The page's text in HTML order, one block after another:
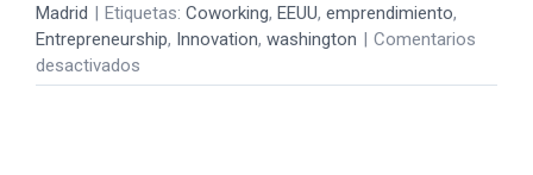
Madrid
Etiquetas: Coworking, EEUU, emprendimiento,
Entrepreneurship, Innovation, washington
Comentarios
desactivados
Coworking